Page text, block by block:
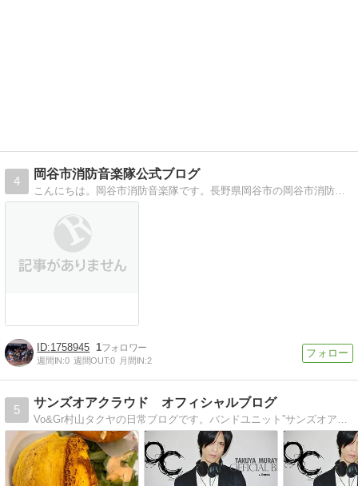
4
岡谷市消防音楽隊公式ブログ
こんにちは。岡谷市消防音楽隊です。長野県岡谷市の岡谷市消防団本部に属し、音楽を通して火災予防広報を担当しています。
1758945 1
週間IN:0 週間OUT:0 月間IN:2
5
サンズオアクラウド オフィシャルブログ
Vo&Gr村山タクヤの日常ブログです。バンドユニット”サンズオアクラウド”村山タクヤのオフィシャルブログです。